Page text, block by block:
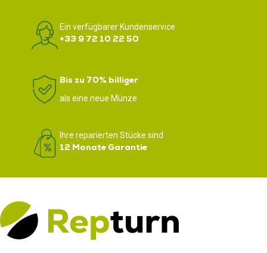
Ein verfügbarer Kundenservice
+33 9 72 10 22 50
Bis zu 70% billiger
als eine neue Münze
Ihre reparierten Stücke sind
12 Monate Garantie